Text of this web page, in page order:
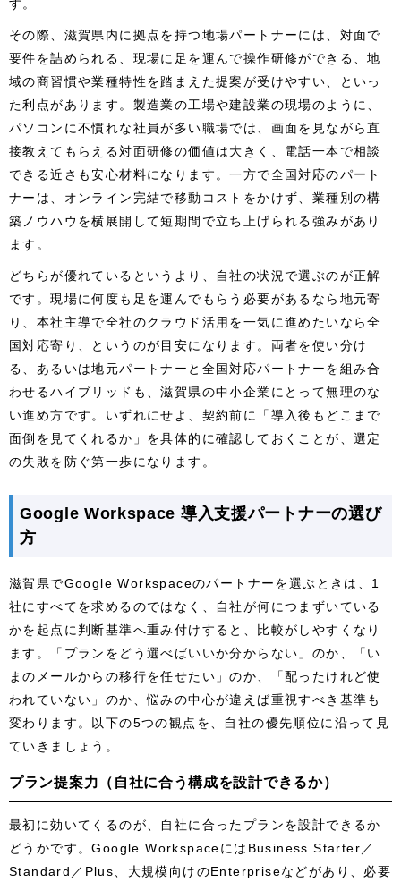
す。
その際、滋賀県内に拠点を持つ地場パートナーには、対面で
要件を詰められる、現場に足を運んで操作研修ができる、地
域の商習慣や業種特性を踏まえた提案が受けやすい、といっ
た利点があります。製造業の工場や建設業の現場のように、
パソコンに不慣れな社員が多い職場では、画面を見ながら直
接教えてもらえる対面研修の価値は大きく、電話一本で相談
できる近さも安心材料になります。一方で全国対応のパート
ナーは、オンライン完結で移動コストをかけず、業種別の構
築ノウハウを横展開して短期間で立ち上げられる強みがあり
ます。
どちらが優れているというより、自社の状況で選ぶのが正解
です。現場に何度も足を運んでもらう必要があるなら地元寄
り、本社主導で全社のクラウド活用を一気に進めたいなら全
国対応寄り、というのが目安になります。両者を使い分け
る、あるいは地元パートナーと全国対応パートナーを組み合
わせるハイブリッドも、滋賀県の中小企業にとって無理のな
い進め方です。いずれにせよ、契約前に「導入後もどこまで
面倒を見てくれるか」を具体的に確認しておくことが、選定
の失敗を防ぐ第一歩になります。
Google Workspace 導入支援パートナーの選び
方
滋賀県でGoogle Workspaceのパートナーを選ぶときは、1
社にすべてを求めるのではなく、自社が何につまずいている
かを起点に判断基準へ重み付けすると、比較がしやすくなり
ます。「プランをどう選べばいいか分からない」のか、「い
まのメールからの移行を任せたい」のか、「配ったけれど使
われていない」のか、悩みの中心が違えば重視すべき基準も
変わります。以下の5つの観点を、自社の優先順位に沿って見
ていきましょう。
プラン提案力（自社に合う構成を設計できるか）
最初に効いてくるのが、自社に合ったプランを設計できるか
どうかです。Google WorkspaceにはBusiness Starter／
Standard／Plus、大規模向けのEnterpriseなどがあり、必要